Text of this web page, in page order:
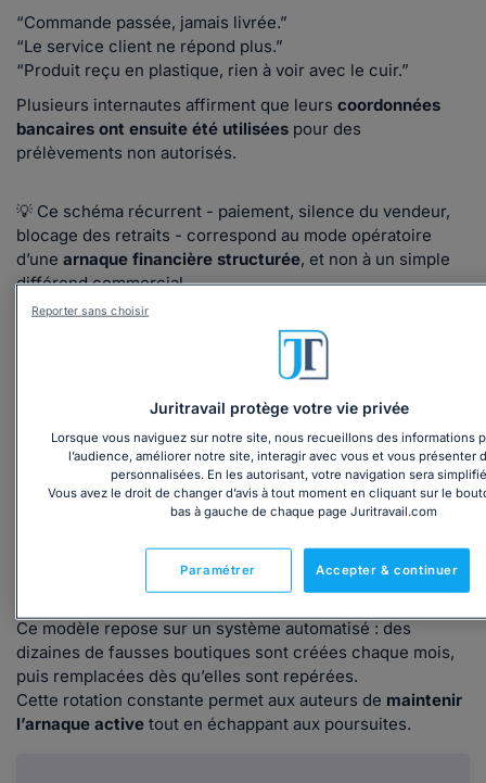
“Commande passée, jamais livrée.”
“Le service client ne répond plus.”
“Produit reçu en plastique, rien à voir avec le cuir.”
Plusieurs internautes affirment que leurs coordonnées
bancaires ont ensuite été utilisées pour des
prélèvements non autorisés.
💡 Ce schéma récurrent - paiement, silence du vendeur,
blocage des retraits - correspond au mode opératoire
d’une arnaque financière structurée, et non à un simple
différend commercial.
Dans de nombreux cas, le site
quelques semaines après les premières ventes,
Une fraude numérique typique des
escroqueries modernes
Une analyse plus poussée montre
queMoniqueBonnet.storepartage son code source et sa
structure avec plusieurs sites fermés pour fraude. Photos,
slogans et fiches produits sont identiques, seuls le nom et
Ce modèle repose sur un système automatisé : des
dizaines de fausses boutiques sont créées chaque mois,
puis remplacées dès qu’elles sont repérées.
Cette rotation constante permet aux auteurs de maintenir
l’arnaque active tout en échappant aux poursuites.
Juritravail protège votre vie privée
Lorsque vous naviguez sur notre site, nous recueillons des informations
l’audience, améliorer notre site, interagir avec vous et vous présenter
personnalisées. En les autorisant, votre navigation sera
Vous avez le droit de changer d’avis à tout moment en cliquant sur le
bas à gauche de chaque page Juritravail.com
Accepter & continuer
Paramétrer
Reporter sans choisir